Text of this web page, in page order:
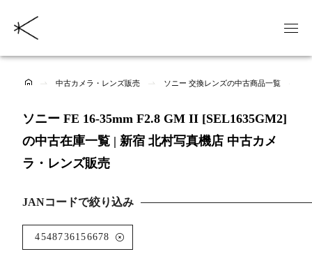
中古カメラ・レンズ販売 ソニー 交換レンズの中古商品一覧
ソニー FE 16-35mm F2.8 GM II [SEL1635GM2]
の中古在庫一覧 | 新宿 北村写真機店 中古カメ
ラ・レンズ販売
JANコードで絞り込み
4548736156678